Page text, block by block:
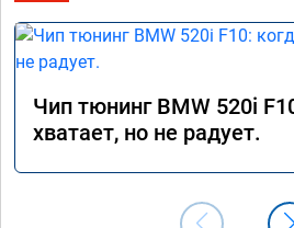
Чип тюнинг BMW 520i
хватает, но не радует.